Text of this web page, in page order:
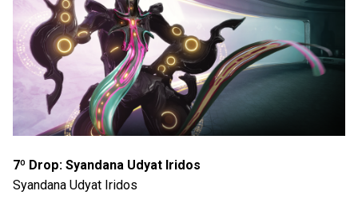
7º Drop: Syandana Udyat Iridos
Syandana Udyat Iridos